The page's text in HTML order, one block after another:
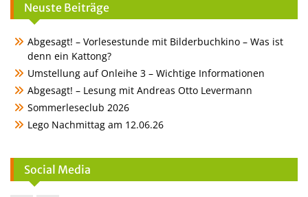
Neuste Beiträge
Abgesagt! – Vorlesestunde mit Bilderbuchkino – Was ist
denn ein Kattong?
Umstellung auf Onleihe 3 – Wichtige Informationen
Abgesagt! – Lesung mit Andreas Otto Levermann
Sommerleseclub 2026
Lego Nachmittag am 12.06.26
Social Media